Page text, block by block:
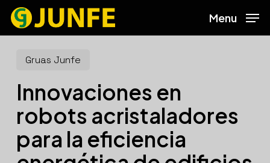
Skip
content
Menu
Gruas Junfe
Innovaciones en
robots acristaladores
para la eficiencia